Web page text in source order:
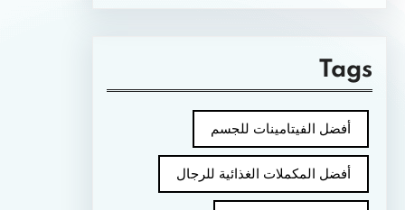
Tags
أفضل الفيتامينات للجسم
أفضل المكملات الغذائية للرجال